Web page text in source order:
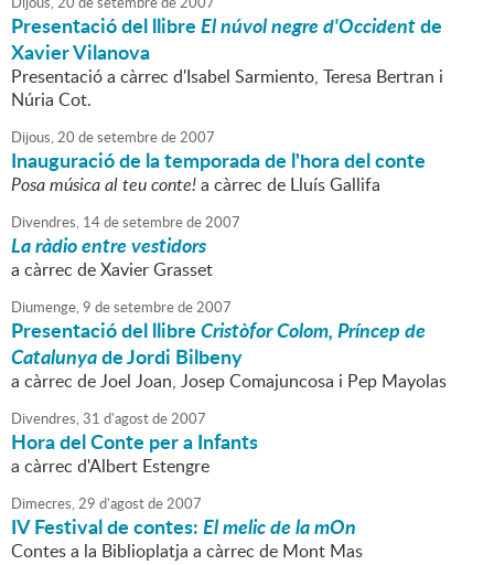
Presentació del llibreEl núvol negre d'Occidentde
Xavier Vilanova
Presentació a càrrec d'Isabel Sarmiento, Teresa Bertran i
Núria Cot.
Dijous,20 desetembrede2007
Inauguració de la temporada de l'hora del conte
Posa música al teu conte!a càrrec de Lluís Gallifa
Divendres, 14desetembrede2007
La ràdio entre vestidors
a càrrec de Xavier Grasset
Diumenge,9 desetembrede2007
Presentació del llibreCristòfor Colom, Príncep de
Catalunyade Jordi Bilbeny
a càrrec de Joel Joan, Josep Comajuncosa i Pep Mayolas
Divendres,31 d'agostde2007
Hora del Conte per a Infants
a càrrec d'Albert Estengre
Dimecres,29 d'agostde2007
IV Festival de contes:El melic de la mOn
Contes a la Biblioplatja a càrrec de Mont Mas